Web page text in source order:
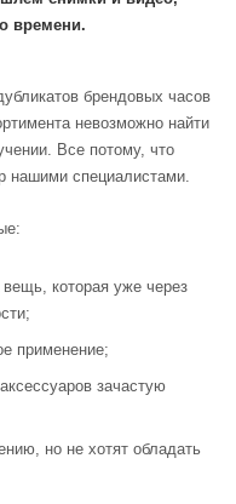
времени.
брендовых часов
невозможно найти
Все потому, что
нашими специалистами.
которая уже через
применение;
зачастую
но не хотят обладать